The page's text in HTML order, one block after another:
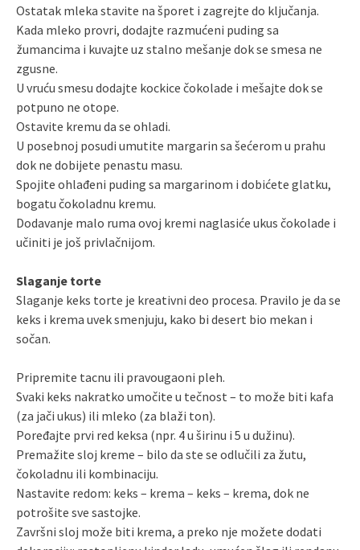
Ostatak mleka stavite na šporet i zagrejte do ključanja.
Kada mleko provri, dodajte razmućeni puding sa
žumancima i kuvajte uz stalno mešanje dok se smesa ne
zgusne.
U vruću smesu dodajte kockice čokolade i mešajte dok se
potpuno ne otope.
Ostavite kremu da se ohladi.
U posebnoj posudi umutite margarin sa šećerom u prahu
dok ne dobijete penastu masu.
Spojite ohlađeni puding sa margarinom i dobićete glatku,
bogatu čokoladnu kremu.
Dodavanje malo ruma ovoj kremi naglasiće ukus čokolade i
učiniti je još privlačnijom.
Slaganje torte
Slaganje keks torte je kreativni deo procesa. Pravilo je da se
keks i krema uvek smenjuju, kako bi desert bio mekan i
sočan.
Pripremite tacnu ili pravougaoni pleh.
Svaki keks nakratko umočite u tečnost – to može biti kafa
(za jači ukus) ili mleko (za blaži ton).
Poređajte prvi red keksa (npr. 4 u širinu i 5 u dužinu).
Premažite sloj kreme – bilo da ste se odlučili za žutu,
čokoladnu ili kombinaciju.
Nastavite redom: keks – krema – keks – krema, dok ne
potrošite sve sastojke.
Završni sloj može biti krema, a preko nje možete dodati